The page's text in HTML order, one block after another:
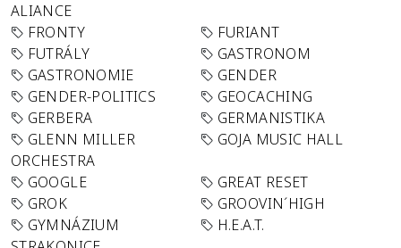
ALIANCE
FRONTY
FURIANT
FUTRÁLY
GASTRONOM
GASTRONOMIE
GENDER
GENDER-POLITICS
GEOCACHING
GERBERA
GERMANISTIKA
GLENN MILLER
ORCHESTRA
GOJA MUSIC HALL
GOOGLE
GREAT RESET
GROK
GROOVIN´HIGH
GYMNÁZIUM
H.E.A.T.